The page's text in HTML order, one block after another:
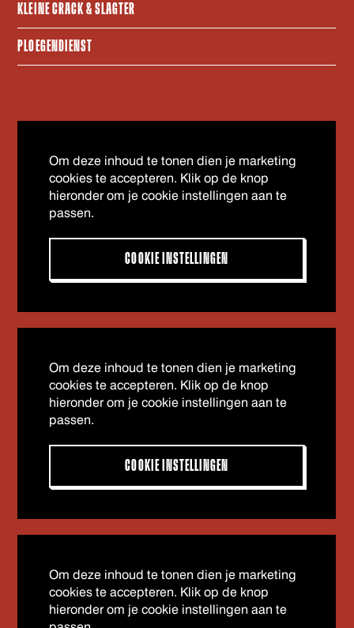
KLEINE CRACK & SLAGTER
PLOEGENDIENST
Om deze inhoud te tonen dien je marketing
cookies te accepteren. Klik op de knop
hieronder om je cookie instellingen aan te
passen.
COOKIE INSTELLINGEN
Om deze inhoud te tonen dien je marketing
cookies te accepteren. Klik op de knop
hieronder om je cookie instellingen aan te
passen.
COOKIE INSTELLINGEN
Om deze inhoud te tonen dien je marketing
cookies te accepteren. Klik op de knop
hieronder om je cookie instellingen aan te